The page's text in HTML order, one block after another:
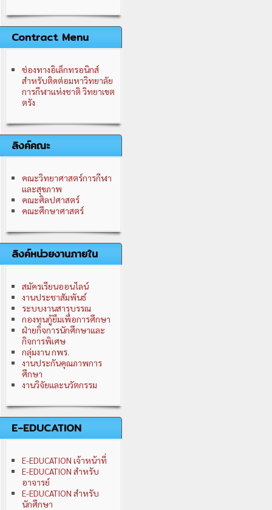
Contract Menu
ช่องทางอิเล็กทรอนิกส์
สำหรับติดต่อมหาวิทยาลัย
การกีฬาแห่งชาติ วิทยาเขต
ตรัง
ลิงค์คณะ
คณะวิทยาศาสตร์การกีฬา
และสุขภาพ
คณะศิลปศาสตร์
คณะศึกษาศาสตร์
ลิงค์หน่วยงานภายใน
สมัครเรียนออนไลน์
งานประชาสัมพันธ์
ระบบงานสารบรรณ
กองทุนกู้ยืมเพื่อการศึกษา
ฝ่ายกิจการนักศึกษาและ
กิจการพิเศษ
กลุ่มงาน กพร.
งานประกันคุณภาพการ
ศึกษา
งานวิจัยและนวัตกรรม
E-EDUCATION
E-EDUCATION เจ้าหน้าที่
E-EDUCATION สำหรับ
อาจารย์
E-EDUCATION สำหรับ
นักศึกษา